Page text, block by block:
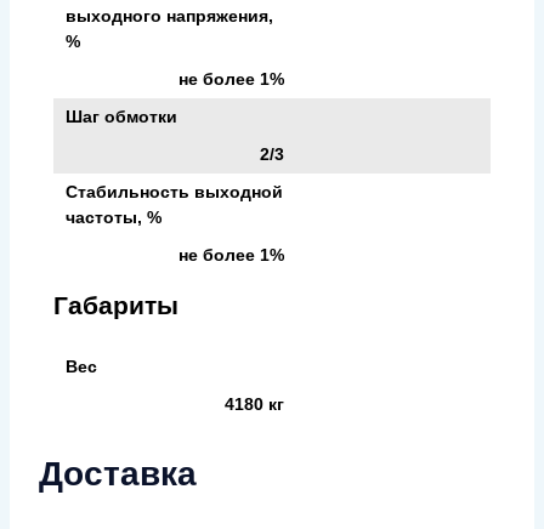
выходного напряжения,
%
не более 1%
Шаг обмотки
2/3
Стабильность выходной
частоты, %
не более 1%
Габариты
Вес
4180 кг
Доставка